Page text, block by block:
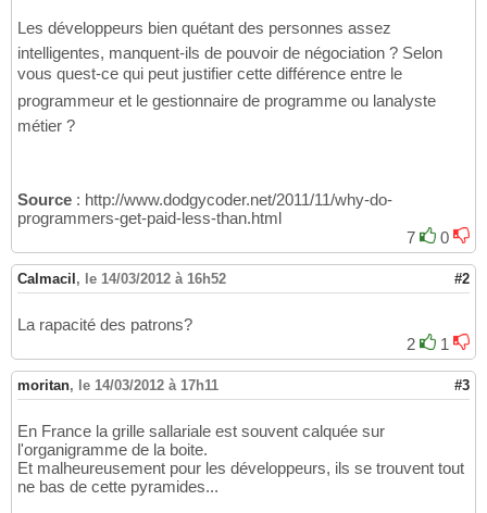
Les développeurs bien quétant des personnes assez
intelligentes, manquent-ils de pouvoir de négociation ? Selon
vous quest-ce qui peut justifier cette différence entre le
programmeur et le gestionnaire de programme ou lanalyste
métier ?
Source : http://www.dodgycoder.net/2011/11/why-do-
programmers-get-paid-less-than.html
7
0
Calmacil , le 14/03/2012 à 16h52 #2
La rapacité des patrons?
2
1
moritan, le 14/03/2012 à 17h11 #3
En France la grille sallariale est souvent calquée sur
l'organigramme de la boite.
Et malheureusement pour les développeurs, ils se trouvent tout
ne bas de cette pyramides...